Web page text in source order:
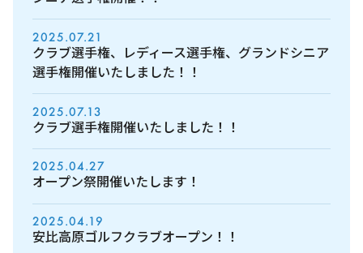
2025.07.21
クラブ選手権、レディース選手権、グランドシニア
選手権開催いたしました！！
2025.07.13
クラブ選手権開催いたしました！！
2025.04.27
オープン祭開催いたします！
2025.04.19
安比高原ゴルフクラブオープン！！